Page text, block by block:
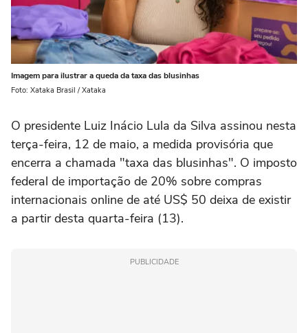
Imagem para ilustrar a queda da taxa das blusinhas
Foto: Xataka Brasil / Xataka
O presidente Luiz Inácio Lula da Silva assinou nesta
terça-feira, 12 de maio, a medida provisória que
encerra a chamada "taxa das blusinhas". O imposto
federal de importação de 20% sobre compras
internacionais online de até US$ 50 deixa de existir
a partir desta quarta-feira (13).
PUBLICIDADE